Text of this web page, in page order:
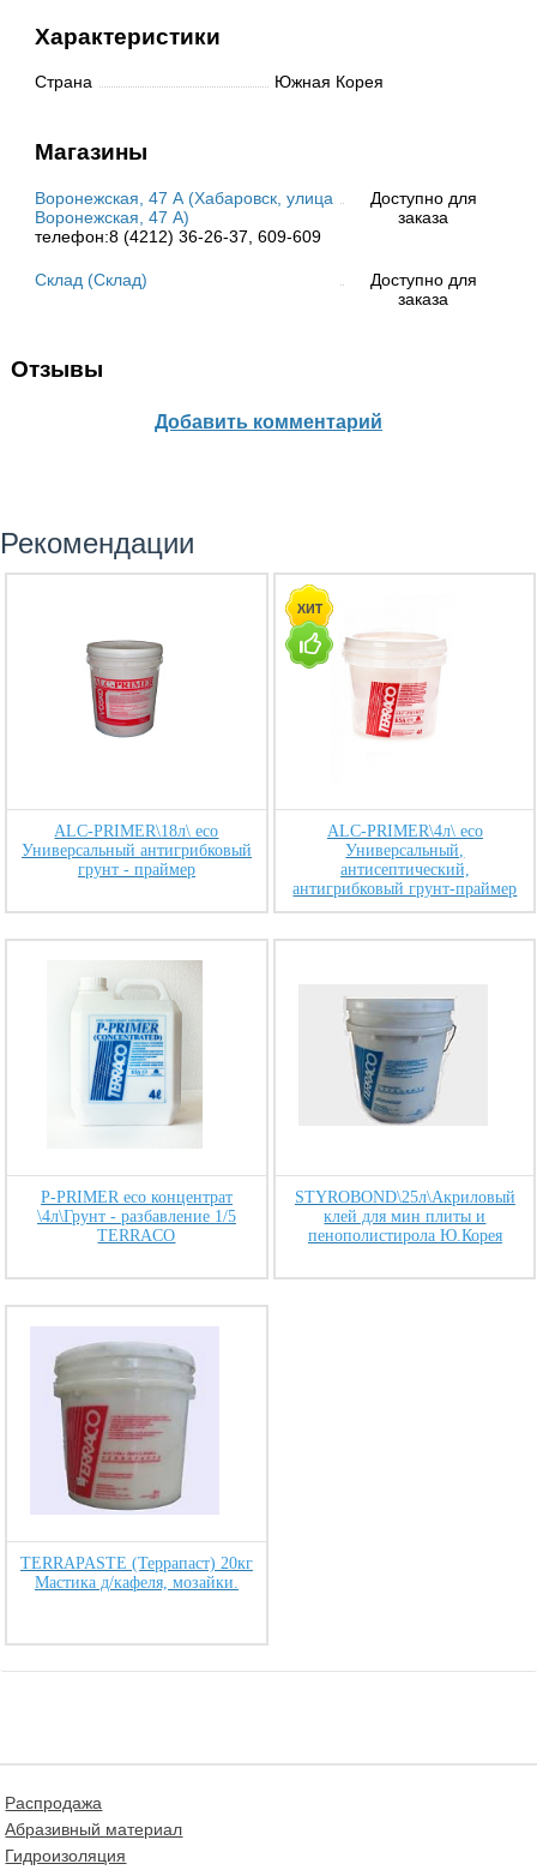
Характеристики
Страна Южная Корея
Магазины
Воронежская, 47 А (Хабаровск, улица
Воронежская, 47 А)
телефон:8 (4212) 36-26-37, 609-609
Доступно для
заказа
Склад (Склад)
Доступно для
заказа
Отзывы
Добавить комментарий
Рекомендации
ALC-PRIMER\18л\ eco
Универсальный антигрибковый
грунт - праймер
ALC-PRIMER\4л\ eco
Универсальный,
антисептический,
антигрибковый грунт-праймер
P-PRIMER eco концентрат
\4л\Грунт - разбавление 1/5
TERRACO
STYROBOND\25л\Акриловый
клей для мин плиты и
пенополистирола Ю.Корея
TERRAPASTE (Террапаст) 20кг
Мастика д/кафеля, мозайки.
Распродажа
Абразивный материал
Гидроизоляция